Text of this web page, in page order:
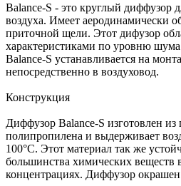
Balance-S - это круглый диффузор
воздуха. Имеет аеродинамически
приточной щели. Этот дифузор
характеристиками по уровню
Balance-S устанавливается на
непосредственно в воздуховод.
Конструкция
Диффузор Balance-S изготовлен из
полипропилена и выдерживает
100°C. Этот материал так же
большинства химических веществ
концентрациях. Диффузор